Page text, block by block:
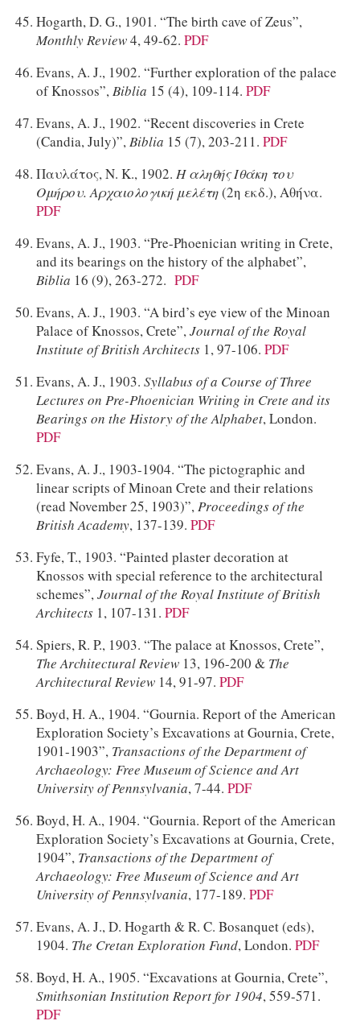
Hogarth, D. G., 1901. “The birth cave of Zeus”,
Monthly Review4, 49-62. PDF
Evans, A. J., 1902. “Further exploration of the palace
of Knossos”,Biblia 15 (4), 109-114. PDF
Evans, A. J., 1902. “Recent discoveries in Crete
(Candia, July)”,Biblia 15 (7), 203-211. PDF
Παυλάτος, Ν. Κ., 1902. Η αληθής Ιθάκη του
Ομήρου. Αρχαιολογική μελέτη(2η εκδ.), Αθήνα.
PDF
Evans, A. J., 1903. “Pre-Phoenician writing in Crete,
and its bearings on the history of the alphabet”,
Biblia 16 (9), 263-272. PDF
Evans, A. J., 1903. “A bird’s eye view of the Minoan
Palace of Knossos, Crete”,Journal of the Royal
Institute of British Architects 1, 97-106. PDF
Evans, A. J., 1903. Syllabus of a Course of Three
Lectures on Pre-Phoenician Writing in Crete and its
Bearings on the History of the Alphabet, London.
PDF
Evans, A. J., 1903-1904. “The pictographic and
linear scripts of Minoan Crete and their relations
(read November 25, 1903)”,Proceedings of the
British Academy, 137-139. PDF
Fyfe, T., 1903. “Painted plaster decoration at
Knossos with special reference to the architectural
schemes”,Journal of the Royal Institute of British
Architects1, 107-131. PDF
Spiers, R. P., 1903. “The palace at Knossos, Crete”,
The Architectural Review 13, 196-200 & The
Architectural Review 14, 91-97. PDF
Boyd, H. A., 1904. “Gournia. Report of the American
Exploration Society’s Excavations at Gournia, Crete,
1901-1903”, Transactions of the Department of
Archaeology: Free Museum of Science and Art
University of Pennsylvania, 7-44. PDF
Boyd, H. A., 1904. “Gournia. Report of the American
Exploration Society’s Excavations at Gournia, Crete,
1904”, Transactions of the Department of
Archaeology: Free Museum of Science and Art
University of Pennsylvania, 177-189. PDF
Evans, A. J., D. Hogarth & R. C. Bosanquet (eds),
1904. The Cretan Exploration Fund, London. PDF
Boyd, H. A., 1905. “Excavations at Gournia, Crete”,
Smithsonian Institution Report for 1904, 559-571.
PDF